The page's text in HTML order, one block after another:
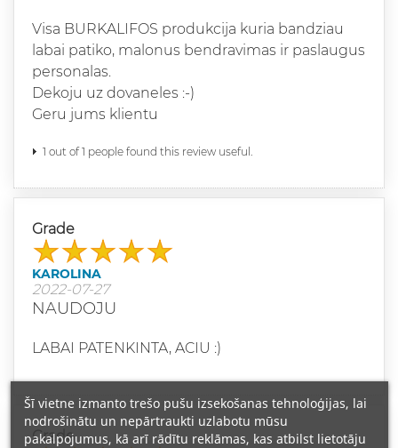
Visa BURKALIFOS produkcija kuria bandziau
labai patiko, malonus bendravimas ir paslaugus
personalas.
Dekoju uz dovaneles :-)
Geru jums klientu
1 out of 1 people found this review useful.
Grade
KAROLINA
2022-07-27
NAUDOJU
LABAI PATENKINTA, ACIU :)
Grade
Šī vietne izmanto trešo pušu izsekošanas tehnoloģijas, lai
nodrošinātu un nepārtraukti uzlabotu mūsu
pakalpojumus, kā arī rādītu reklāmas, kas atbilst lietotāju